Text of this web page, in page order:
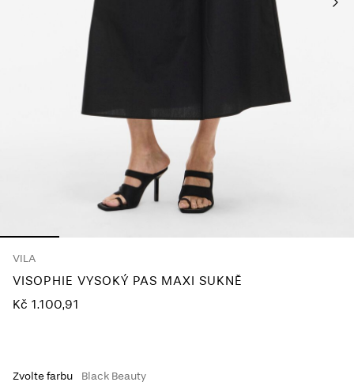
VILA
VISOPHIE VYSOKÝ PAS MAXI SUKNĚ
Kč 1.100,91
Zvolte farbu Black Beauty